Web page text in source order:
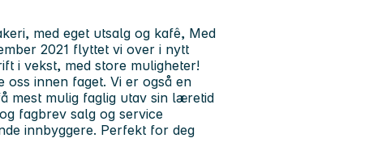
med eget utsalg og kafê, Med
2021 flyttet vi over i nytt
i vekst, med store muligheter!
innen faget. Vi er også en
mest mulig faglig utav sin læretid
fagbrev salg og service
innbyggere. Perfekt for deg